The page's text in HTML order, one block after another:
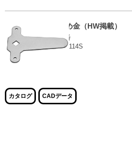
止め金（HW掲載）
品番
EB-114S
カタログ CADデータ